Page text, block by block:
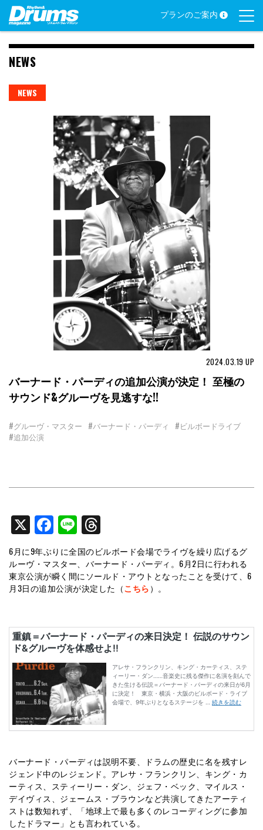
Skip
content
プランのご案内
NEWS
NEWS
2024.03.19 UP
バーナード・パーディの追加公演が決定！ 至極の
サウンド&グルーヴを見逃すな!!
#グルーヴ・マスター #バーナード・パーディ
#ビルボードライブ
#追加公演
X Facebook
Line
6月に9年ぶりに全国のビルボード会場でライヴを繰り広げるグ
ルーヴ・マスター、バーナード・パーディ。6月2日に行われる
東京公演が瞬く間にソールド・アウトとなったことを受けて、6
月3日の追加公演が決定した（こちら）。
バーナード・パーディは説明不要、ドラムの歴史に名を残すレ
ジェンド中のレジェンド。アレサ・フランクリン、キング・カ
ーティス、スティーリー・ダン、ジェフ・ベック、マイルス・
デイヴィス、ジェームス・ブラウンなど共演してきたアーティ
ストは数知れず、「地球上で最も多くのレコーディングに参加
したドラマー」とも言われている。